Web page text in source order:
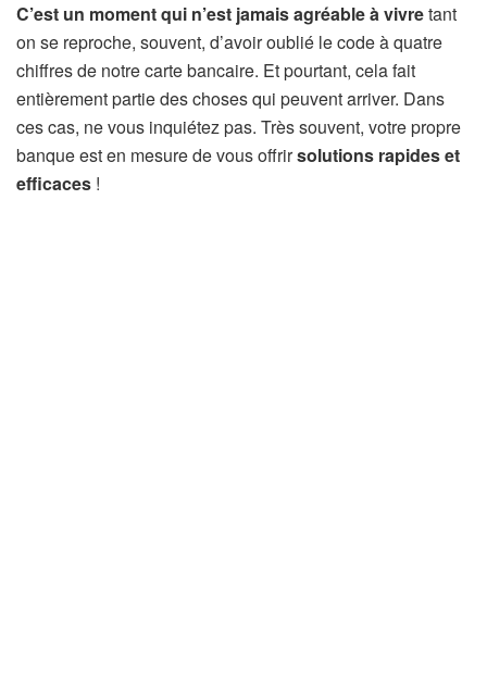
C’est un moment qui n’est jamais agréable à vivretant
on se reproche, souvent, d’avoir oublié le code à quatre
chiffres de notre carte bancaire. Et pourtant, cela fait
entièrement partie des choses qui peuvent arriver. Dans
ces cas, ne vous inquiétez pas. Très souvent, votre propre
banque est en mesure de vous offrirsolutions rapides et
efficaces !